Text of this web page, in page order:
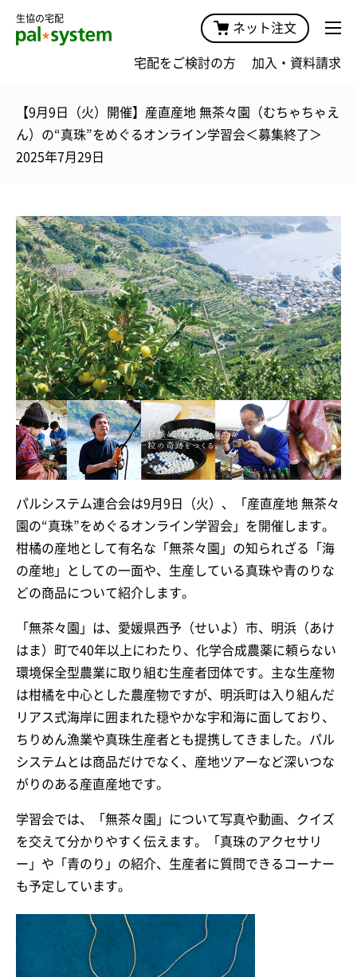
生協の宅配
ネット注文
宅配をご検討の方 加入・資料請求
【9月9日（火）開催】産直産地 無茶々園（むちゃちゃえ
ん）の“真珠”をめぐるオンライン学習会＜募集終了＞
2025年7月29日
パルシステム連合会は9月9日（火）、「産直産地 無茶々
園の“真珠”をめぐるオンライン学習会」を開催します。
柑橘の産地として有名な「無茶々園」の知られざる「海
の産地」としての一面や、生産している真珠や青のりな
どの商品について紹介します。
「無茶々園」は、愛媛県西予（せいよ）市、明浜（あけ
はま）町で40年以上にわたり、化学合成農薬に頼らない
環境保全型農業に取り組む生産者団体です。主な生産物
は柑橘を中心とした農産物ですが、明浜町は入り組んだ
リアス式海岸に囲まれた穏やかな宇和海に面しており、
ちりめん漁業や真珠生産者とも提携してきました。パル
システムとは商品だけでなく、産地ツアーなど深いつな
がりのある産直産地です。
学習会では、「無茶々園」について写真や動画、クイズ
を交えて分かりやすく伝えます。「真珠のアクセサリ
ー」や「青のり」の紹介、生産者に質問できるコーナー
も予定しています。